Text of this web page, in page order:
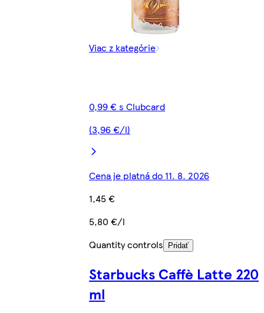
Viac z kategórie
0,99 € s Clubcard
(3,96 €/l)
Cena je platná do 11. 8. 2026
1,45 €
5,80 €/l
Quantity controls
Pridať
Starbucks Caffè Latte 220
ml